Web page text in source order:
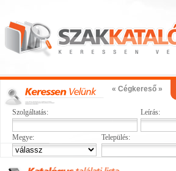
« Cégkereső »
Szolgáltatás: Leírás:
Megye: Település: